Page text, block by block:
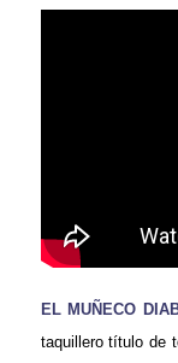
EL MUÑECO
taquillero título de